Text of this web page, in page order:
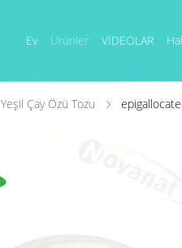
Ev Ürünler VİDEOLAR
Yeşil Çay Özü Tozu